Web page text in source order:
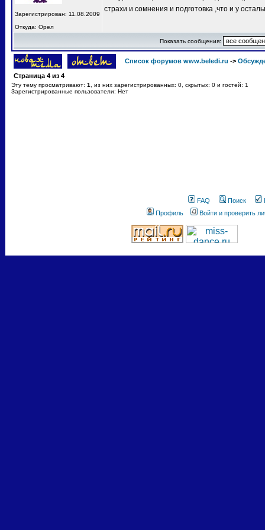
Зарегистрирован: 11.08.2009
Откуда: Орел
страхи и сомнения и подготовка ,что и у
Показать сообщения:
Список форумов www.beledi.ru ->
Страница 4 из 4
Эту тему просматривают: 1
, из них зарегистрированных: 0, скрытых: 0 и гостей: 1
Зарегистрированные пользователи: Нет
FAQ Поиск
Профиль
Войти и проверить